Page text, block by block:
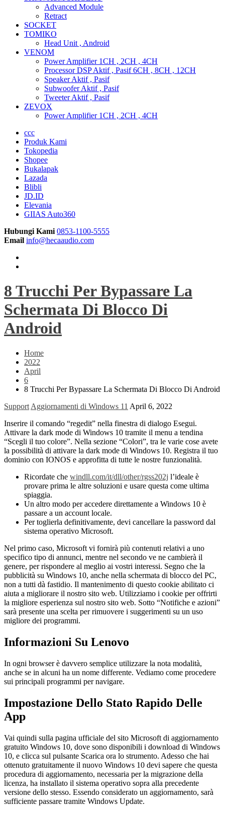
Advanced Module
Retract
SOCKET
TOMIKO
Head Unit , Android
VENOM
Power Amplifier 1CH , 2CH , 4CH
Processor DSP Aktif , Pasif 6CH , 8CH , 12CH
Speaker Aktif , Pasif
Subwoofer Aktif , Pasif
Tweeter Aktif , Pasif
ZEVOX
Power Amplifier 1CH , 2CH , 4CH
ccc
Produk Kami
Tokopedia
Shopee
Bukalapak
Lazada
Blibli
JD.ID
Elevania
GIIAS Auto360
Hubungi Kami 0853-1100-5555
Email info@hecaaudio.com
8 Trucchi Per Bypassare La
Schermata Di Blocco Di
Android
Home
2022
April
6
8 Trucchi Per Bypassare La Schermata Di Blocco Di Android
Support Aggiornamenti di Windows 11 April 6, 2022
Inserire il comando “regedit” nella finestra di dialogo Esegui.
Attivare la dark mode di Windows 10 tramite il menu a tendina
“Scegli il tuo colore”. Nella sezione “Colori”, tra le varie cose avete
la possibilità di attivare la dark mode di Windows 10. Registra il tuo
dominio con IONOS e approfitta di tutte le nostre funzionalità.
Ricordate che windll.com/it/dll/other/rgss202j l’ideale è
provare prima le altre soluzioni e usare questa come ultima
spiaggia.
Un altro modo per accedere direttamente a Windows 10 è
passare a un account locale.
Per toglierla definitivamente, devi cancellare la password dal
sistema operativo Microsoft.
Nel primo caso, Microsoft vi fornirà più contenuti relativi a uno
specifico tipo di annunci, mentre nel secondo ve ne cambierà il
genere, per rispondere al meglio ai vostri interessi. Segno che la
pubblicità su Windows 10, anche nella schermata di blocco del PC,
non a tutti dà fastidio. Il mantenimento di questo cookie abilitato ci
aiuta a migliorare il nostro sito web. Utilizziamo i cookie per offrirti
la migliore esperienza sul nostro sito web. Sotto “Notifiche e azioni”
sarà presente una scelta per rimuovere i suggerimenti su un uso
migliore dei programmi.
Informazioni Su Lenovo
In ogni browser è davvero semplice utilizzare la nota modalità,
anche se in alcuni ha un nome differente. Vediamo come procedere
sui principali programmi per navigare.
Impostazione Dello Stato Rapido Delle
App
Vai quindi sulla pagina ufficiale del sito Microsoft di aggiornamento
gratuito Windows 10, dove sono disponibili i download di Windows
10, e clicca sul pulsante Scarica ora lo strumento. Adesso che hai
ottenuto gratuitamente il nuovo Windows 10 devi sapere che questa
procedura di aggiornamento, necessaria per la migrazione della
licenza, ha installato il sistema operativo sopra alla precedente
versione dello stesso. Essendo considerato un aggiornamento, sarà
sufficiente passare tramite Windows Update.